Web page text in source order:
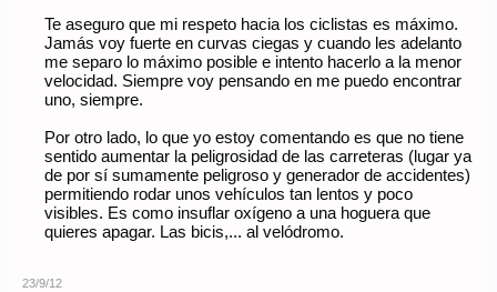
Te aseguro que mi respeto hacia los ciclistas es máximo.
Jamás voy fuerte en curvas ciegas y cuando les adelanto
me separo lo máximo posible e intento hacerlo a la menor
velocidad. Siempre voy pensando en me puedo encontrar
uno, siempre.
Por otro lado, lo que yo estoy comentando es que no tiene
sentido aumentar la peligrosidad de las carreteras (lugar ya
de por sí sumamente peligroso y generador de accidentes)
permitiendo rodar unos vehículos tan lentos y poco
visibles. Es como insuflar oxígeno a una hoguera que
quieres apagar. Las bicis,... al velódromo.
23/9/12